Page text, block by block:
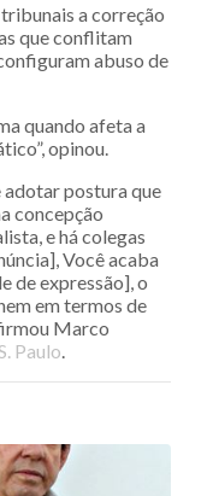
a correção
que conflitam
abuso de
quando afeta a
opinou.
adotar postura que
concepção
e há colegas
Você acaba
de expressão], o
em termos de
Marco
Paulo.